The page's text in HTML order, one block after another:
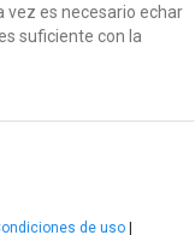
vez es necesario echar
suficiente con la
de uso